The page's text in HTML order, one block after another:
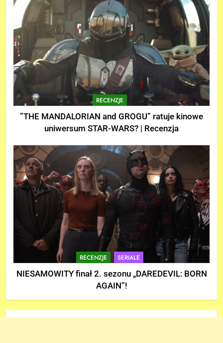
RECENZJE
”THE MANDALORIAN and GROGU” ratuje kinowe
uniwersum STAR-WARS? | Recenzja
RECENZJE SERIALE
NIESAMOWITY finał 2. sezonu „DAREDEVIL: BORN
AGAIN”!